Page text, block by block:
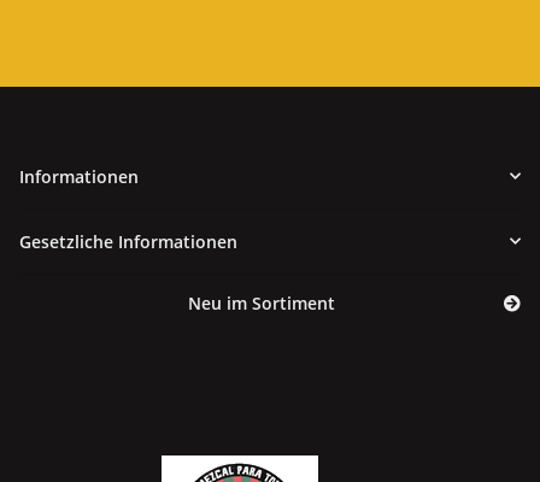
Informationen
Gesetzliche Informationen
Neu im Sortiment